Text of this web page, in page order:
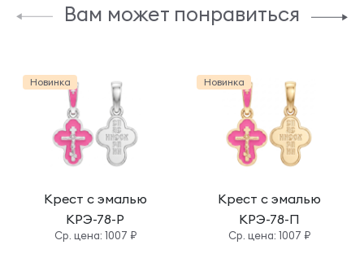
Вам может понравиться
Новинка
Крест с эмалью
КРЭ-78-Р
Cр. цена: 1007 ₽
Новинка
Крест с эмалью
КРЭ-78-П
Cр. цена: 1007 ₽